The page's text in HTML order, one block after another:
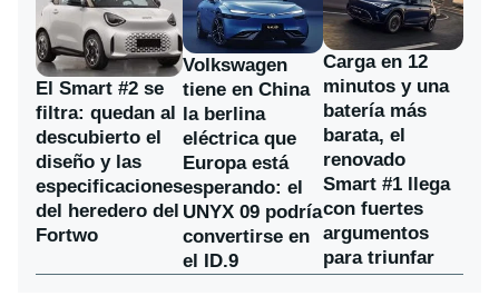
El Smart #2 se
filtra: quedan al
descubierto el
diseño y las
especificaciones
del heredero del
Fortwo
Volkswagen
tiene en China
la berlina
eléctrica que
Europa está
esperando: el
UNYX 09 podría
convertirse en
el ID.9
Carga en 12
minutos y una
batería más
barata, el
renovado
Smart #1 llega
con fuertes
argumentos
para triunfar